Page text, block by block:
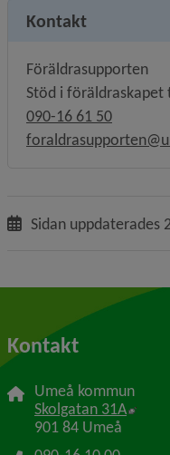
Kontakt
Föräldrasupporten
Stöd i föräldraskapet
090-16 61 50
Sidan uppdaterades
Kontakt
Umeå kommun
Skolgatan 31A
901 84 Umeå